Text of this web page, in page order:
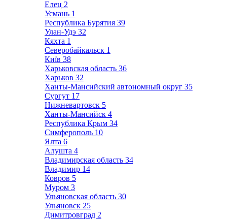
Елец 2
Усмань 1
Республика Бурятия 39
Улан-Удэ 32
Кяхта 1
Северобайкальск 1
Київ 38
Харьковская область 36
Харьков 32
Ханты-Мансийский автономный округ 35
Сургут 17
Нижневартовск 5
Ханты-Мансийск 4
Республика Крым 34
Симферополь 10
Ялта 6
Алушта 4
Владимирская область 34
Владимир 14
Ковров 5
Муром 3
Ульяновская область 30
Ульяновск 25
Димитровград 2